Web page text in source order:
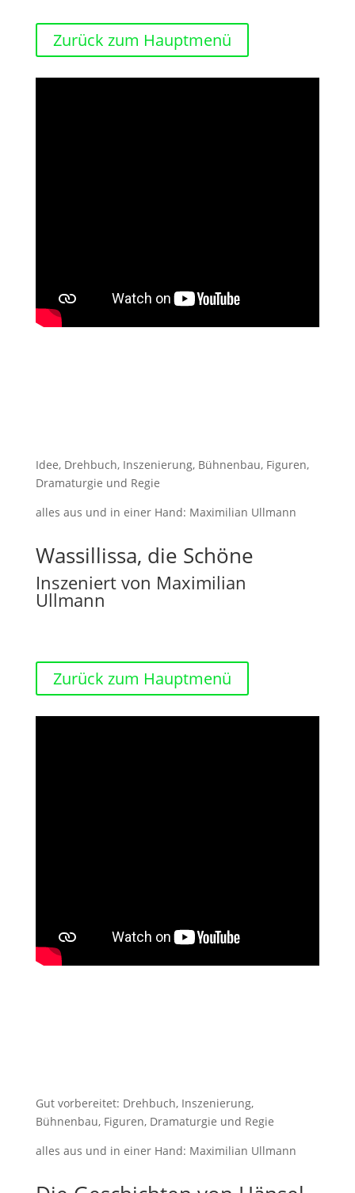
Zurück zum Hauptmenü
Idee, Drehbuch, Inszenierung, Bühnenbau, Figuren,
Dramaturgie und Regie
alles aus und in einer Hand: Maximilian Ullmann
Wassillissa, die Schöne
Inszeniert von Maximilian
Ullmann
Zurück zum Hauptmenü
Gut vorbereitet: Drehbuch, Inszenierung,
Bühnenbau, Figuren, Dramaturgie und Regie
alles aus und in einer Hand: Maximilian Ullmann